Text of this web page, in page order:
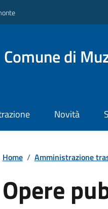
Comune di
Novità
Home / Amministrazione
Opere